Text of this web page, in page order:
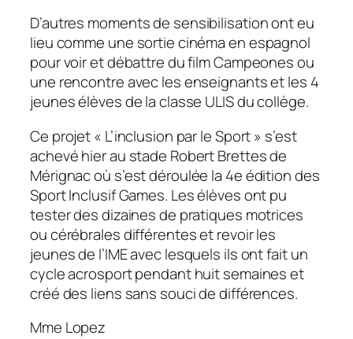
D’autres moments de sensibilisation ont eu
lieu comme une sortie cinéma en espagnol
pour voir et débattre du film Campeones ou
une rencontre avec les enseignants et les 4
jeunes élèves de la classe ULIS du collège.
Ce projet « L’inclusion par le Sport » s’est
achevé hier au stade Robert Brettes de
Mérignac où s’est déroulée la 4e édition des
Sport Inclusif Games. Les élèves ont pu
tester des dizaines de pratiques motrices
ou cérébrales différentes et revoir les
jeunes de l’IME avec lesquels ils ont fait un
cycle acrosport pendant huit semaines et
créé des liens sans souci de différences.
Mme Lopez